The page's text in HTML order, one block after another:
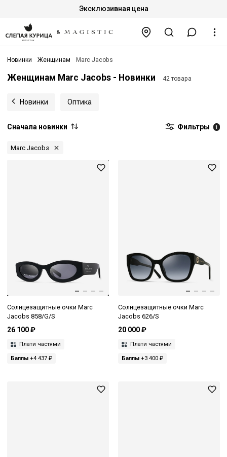
Эксклюзивная цена
Новинки Женщинам Marc Jacobs
Женщинам Marc Jacobs - Новинки 42 товара
Новинки Оптика
Сначала новинки Фильтры 1
Marc Jacobs
Солнцезащитные очки Marc
Jacobs 858/G/S
26 100 ₽
Плати частями
Баллы +4 437 ₽
Солнцезащитные очки Marc
Jacobs 626/S
20 000 ₽
Плати частями
Баллы+3 400 ₽